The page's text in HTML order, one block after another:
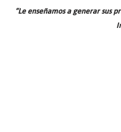
“Le enseñamos a generar sus